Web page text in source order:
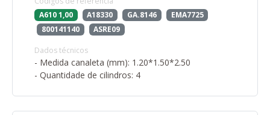
A610 1,00
A18330 GA.8146
EMA7725
800141140
ASRE09
Dados técnicos
- Medida canaleta (mm): 1.20*1.50*2.50
- Quantidade de cilindros: 4